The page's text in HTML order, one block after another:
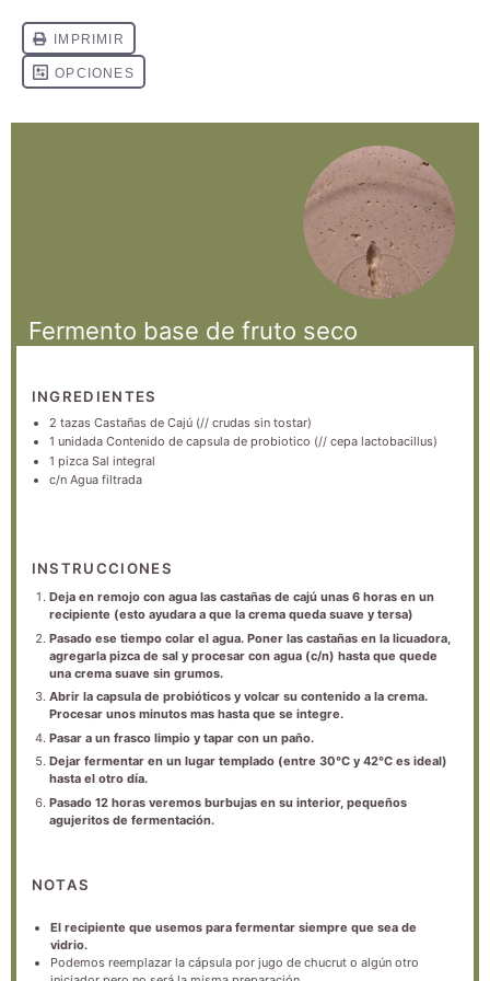
Fermento base de fruto seco
INGREDIENTES
2 tazas Castañas de Cajú (// crudas sin tostar)
1 unidada Contenido de capsula de probiotico (// cepa lactobacillus)
1 pizca Sal integral
c/n Agua filtrada
INSTRUCCIONES
Deja en remojo con agua las castañas de cajú unas 6 horas en un
recipiente (esto ayudara a que la crema queda suave y tersa)
Pasado ese tiempo colar el agua. Poner las castañas en la licuadora,
agregarla pizca de sal y procesar con agua (c/n) hasta que quede
una crema suave sin grumos.
Abrir la capsula de probióticos y volcar su contenido a la crema.
Procesar unos minutos mas hasta que se integre.
Pasar a un frasco limpio y tapar con un paño.
Dejar fermentar en un lugar templado (entre 30°C y 42°C es ideal)
hasta el otro día.
Pasado 12 horas veremos burbujas en su interior, pequeños
agujeritos de fermentación.
NOTAS
El recipiente que usemos para fermentar siempre que sea de
vidrio.
Podemos reemplazar la cápsula por jugo de chucrut o algún otro